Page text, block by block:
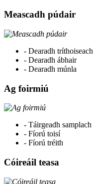
Meascadh púdair
- Dearadh tríthoiseach
- Dearadh ábhair
- Dearadh múnla
Ag foirmiú
- Táirgeadh samplach
- Fíorú toisí
- Fíorú tréith
Cóireáil teasa